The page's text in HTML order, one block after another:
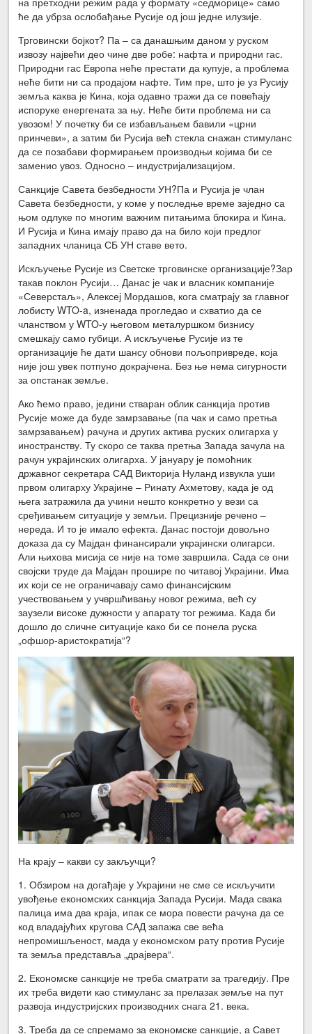
ће да убрза ослобађање Русије од још једне илузије.
Трговински бојкот? Па – са данашњим даном у руском
извозу највећи део чине две робе: нафта и природни гас.
Природни гас Европа неће престати да купује, а проблема
неће бити ни са продајом нафте. Тим пре, што је уз Русију
земља каква је Кина, која одавно тражи да се повећају
испоруке енергената за њу. Неће бити проблема ни са
увозом! У почетку би се избављањем бавили «црни
принчеви», а затим би Русија већ стекла снажан стимуланс
да се позабави формирањем производњи којима би се
заменио увоз. Односно – индустријализацијом.
Санкције Савета безбедности УН?Па и Русија је члан
Савета безбедности, у коме у последње време заједно са
њом одлуке по многим важним питањима блокира и Кина.
И Русија и Кина имају право да на било који предлог
западних чланица СБ УН ставе вето.
Искључење Русије из Светске трговинске организације?Зар
такав поклон Русији… Данас је чак и власник компаније
«Северстаљ», Алексеј Мордашов, кога сматрају за главног
лобисту WTO-a, изненада прогледао и схватио да се
чланством у WTO-у његовом металуршком бизнису
смешкају само губици. А искључење Русије из те
организације ће дати шансу обнови пољопривреде, која
није још увек потпуно докрајчена. Без ње нема сигурности
за опстанак земље.
Ако ћемо право, једини стваран облик санкција против
Русије може да буде замрзавање (па чак и само претња
замрзавањем) рачуна и других актива руских олигарха у
иностранству. Ту скоро се таква претња Запада зачула на
рачун украјинских олигарха. У јануару је помоћник
државног секретара САД Викторија Нуланд извукла уши
првом олигарху Украјине – Ринату Ахметову, када је од
њега затражила да учини нешто конкретно у вези са
сређивањем ситуације у земљи. Прецизније речено –
нереда. И то је имало ефекта. Данас постоји довољно
доказа да су Мајдан финансирали украјински олигарси.
Али њихова мисија се није на томе завршила. Сада се они
својски труде да Мајдан прошире по читавој Украјини. Има
их који се не ограничавају само финансијским
учествовањем у учвршћивању новог режима, већ су
заузели високе дужности у апарату тог режима. Када би
дошло до сличне ситуације како би се понела руска
„офшор-аристократија“?
На крају – какви су закључци?
1. Обзиром на догађаје у Украјини не сме се искључити
увођење економских санкција Запада Русији. Мада свака
палица има два краја, ипак се мора повести рачуна да се
код владајућих кругова САД запажа све већа
непромишљеност, мада у економском рату против Русије
та земља представља „драјвера“.
2. Економске санкције не треба сматрати за трагедију. Пре
их треба видети као стимуланс за прелазак земље на пут
развоја индустријских производних снага 21. века.
3. Треба да се спремамо за економске санкције, а Савет